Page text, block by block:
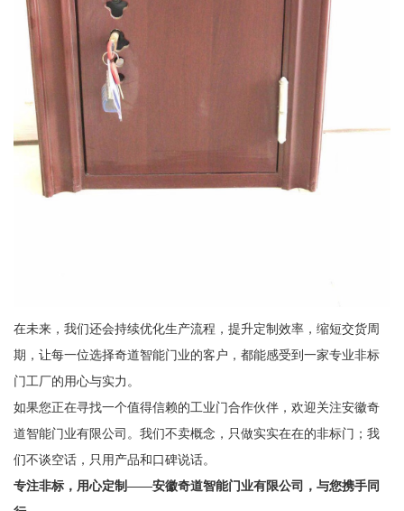
在未来，我们还会持续优化生产流程，提升定制效率，缩短交货周
期，让每一位选择奇道智能门业的客户，都能感受到一家专业非标
门工厂的用心与实力。
如果您正在寻找一个值得信赖的工业门合作伙伴，欢迎关注安徽奇
道智能门业有限公司。我们不卖概念，只做实实在在的非标门；我
们不谈空话，只用产品和口碑说话。
专注非标，用心定制——安徽奇道智能门业有限公司，与您携手同